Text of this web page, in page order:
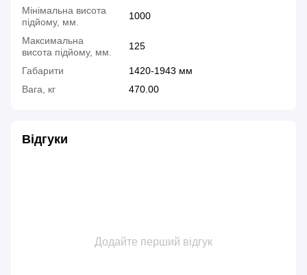
Мінімальна висота
підйому, мм.
1000
Максимальна
висота підйому, мм.
125
Габарити
1420-1943 мм
Вага, кг
470.00
Відгуки
Додайте перший відгук